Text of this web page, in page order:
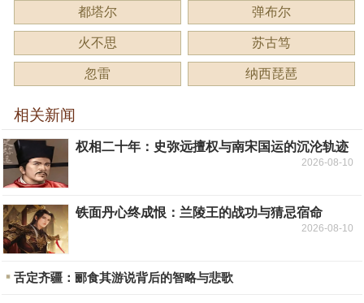
都塔尔 弹布尔
火不思 苏古笃
忽雷 纳西琵琶
相关新闻
权相二十年：史弥远擅权与南宋国运的沉沦轨迹
2026-08-10
铁面丹心终成恨：兰陵王的战功与猜忌宿命
2026-08-10
舌定齐疆：郦食其游说背后的智略与悲歌